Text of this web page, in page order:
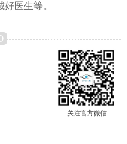
医生等。
关注官方微信